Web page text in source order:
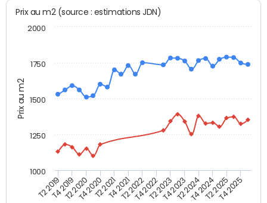
Prix au m2
Prix au m2 (source : estimations JDN)
T2 2019T4 2019T2 2020T4 2020T2 2021T4 2021T2 2022T4 2022T2 2023T4 2023T2 2024T4 2024T2 2025T4 2025
1000
2000
1250
1500
1750